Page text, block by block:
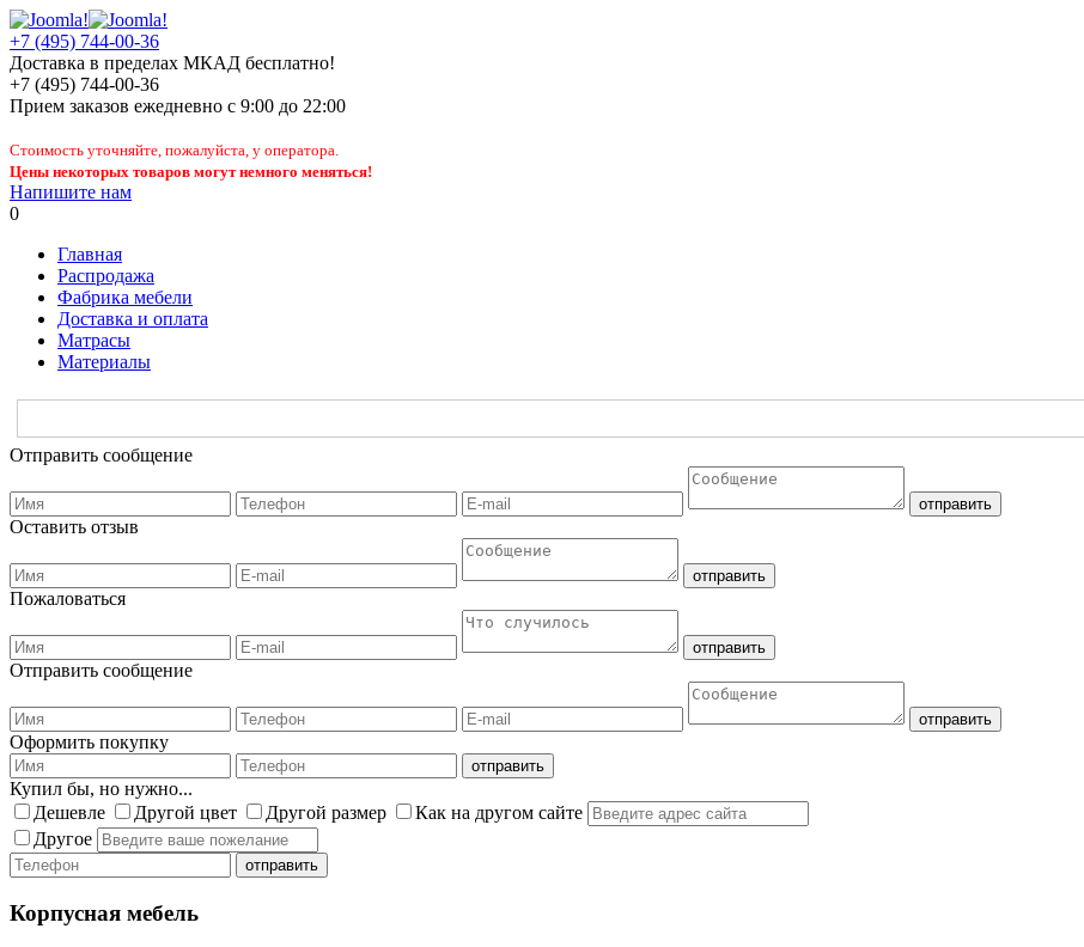
+7 (495) 744-00-36
Доставка в пределах МКАД бесплатно!
+7 (495) 744-00-36
Прием заказов ежедневно с 9:00 до 22:00
Стоимость уточняйте, пожалуйста, у оператора.
Цены некоторых товаров могут немного меняться!
Напишите нам
0
Главная
Распродажа
Фабрика мебели
Доставка и оплата
Матрасы
Материалы
Отправить сообщение
Оставить отзыв
Пожаловаться
Отправить сообщение
Оформить покупку
Купил бы, но нужно...
Дешевле
Другой цвет Другой размер
Как на другом сайте
Другое
Корпусная мебель